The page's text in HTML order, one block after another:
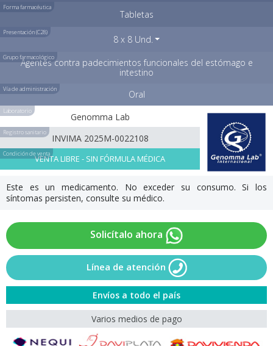
Forma farmacéutica
Tabletas
Presentación (C28)
8 x 8 Und.
Grupo farmacológico
Agentes contra padecimientos funcionales del estómago e
intestino
Vía de administración Oral
Laboratorio
Genomma Lab
Registro sanitario
INVIMA 2025M-0022108
Condición de ventaVENTA LIBRE - SIN FÓRMULA MÉDICA
Este es un medicamento. No exceder su consumo. Si los
síntomas persisten, consulte su médico.
Solicítalo ahora
Línea de atención
Envíos a todo el país
Varios medios de pago